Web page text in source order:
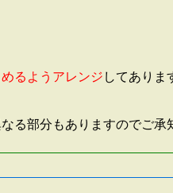
るようアレンジ してありま
る部分もありますのでご承